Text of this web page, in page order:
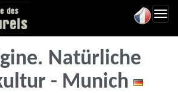
Natürliche
- Munich